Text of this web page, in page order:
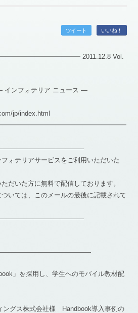
ツイート いいね！
2011.12.8 Vol.
ンフォテリア ニュース —
jp/index.html
ォテリアサービスをご利用いただいた
だいた方に無料で配信しております。
いては、このメールの最後に記載されて
」を採用し、学生へのモバイル教材配
ングス株式会社様 Handbook導入事例の